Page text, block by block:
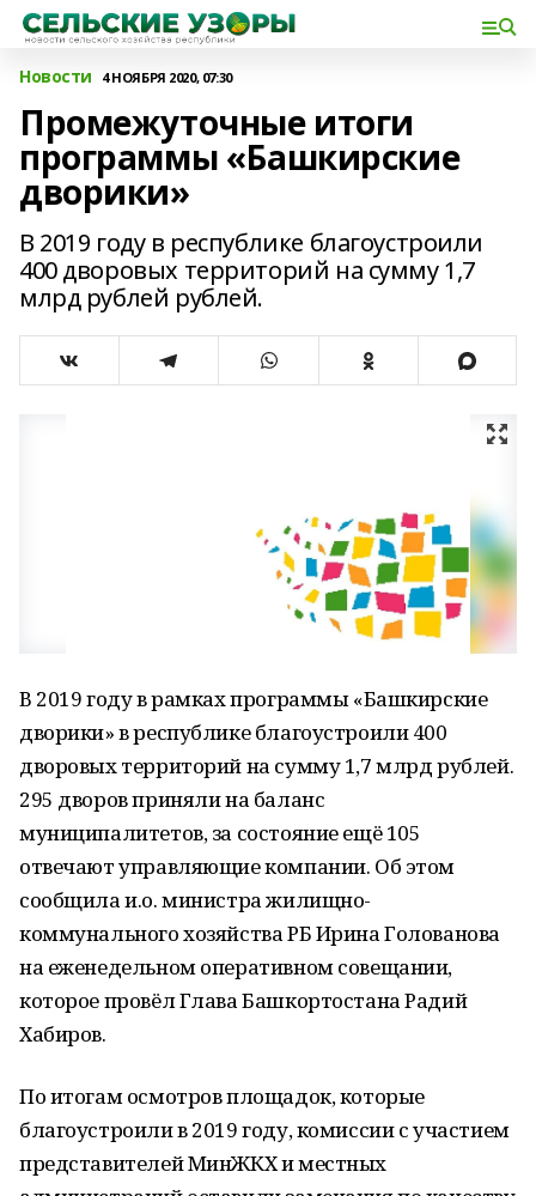
Новости 4 НОЯБРЯ 2020, 07:30
Промежуточные итоги
программы «Башкирские
дворики»
В 2019 году в республике благоустроили
400 дворовых территорий на сумму 1,7
млрд рублей рублей.
В 2019 году в рамках программы «Башкирские
дворики» в республике благоустроили 400
дворовых территорий на сумму 1,7 млрд рублей.
295 дворов приняли на баланс
муниципалитетов, за состояние ещё 105
отвечают управляющие компании. Об этом
сообщила и.о. министра жилищно-
коммунального хозяйства РБ Ирина Голованова
на еженедельном оперативном совещании,
которое провёл Глава Башкортостана Радий
Хабиров.
По итогам осмотров площадок, которые
благоустроили в 2019 году, комиссии с участием
представителей МинЖКХ и местных